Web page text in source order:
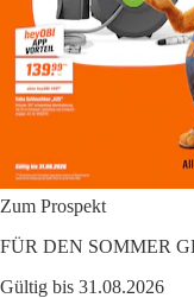
Zum Prospekt
FÜR DEN SOMMER
Gültig bis 31.08.2026